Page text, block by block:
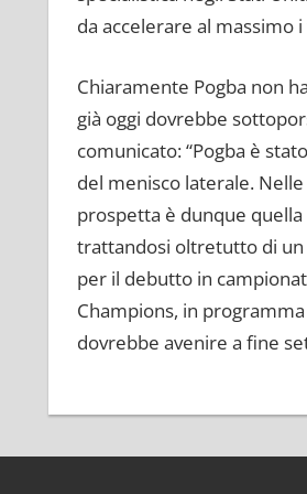
da accelerare al massimo
Chiaramente Pogba non
già oggi dovrebbe
comunicato: “Pogba è
del menisco laterale.
prospetta è dunque
trattandosi oltretutto di un
per il debutto in
Champions, in
dovrebbe avenire a fine